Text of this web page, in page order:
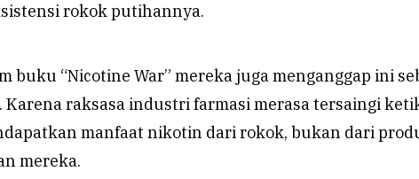
rokok putihannya.
buku “Nicotine War” mereka juga menganggap ini
Karena raksasa industri farmasi merasa tersaingi
manfaat nikotin dari rokok, bukan dari
mereka.